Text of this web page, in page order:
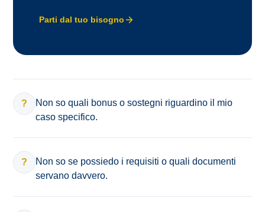
Parti dal tuo bisogno
?
Non so quali bonus o sostegni riguardino il mio
caso specifico.
?
Non so se possiedo i requisiti o quali documenti
servano davvero.